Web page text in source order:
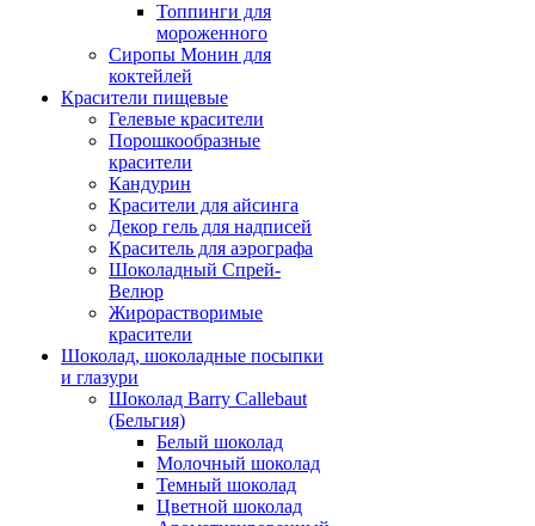
Топпинги для
мороженного
Сиропы Монин для
коктейлей
Красители пищевые
Гелевые красители
Порошкообразные
красители
Кандурин
Красители для айсинга
Декор гель для надписей
Краситель для аэрографа
Шоколадный Спрей-
Велюр
Жирорастворимые
красители
Шоколад, шоколадные посыпки
и глазури
Шоколад Barry Callebaut
(Бельгия)
Белый шоколад
Молочный шоколад
Темный шоколад
Цветной шоколад